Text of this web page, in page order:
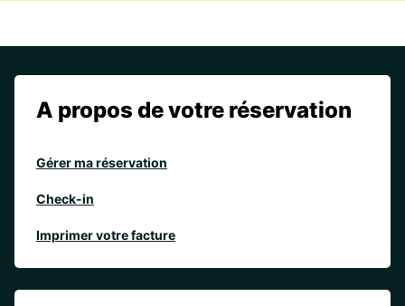
A propos de votre réservation
Gérer ma réservation
Check-in
Imprimer votre facture